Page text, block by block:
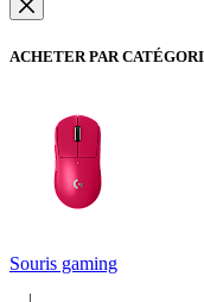
ACHETER PAR
Souris gaming